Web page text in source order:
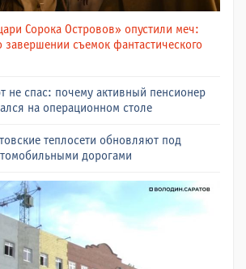
Сорока Островов» опустили меч:
завершении съемок фантастического
не спас: почему активный пенсионер
на операционном столе
теплосети обновляют под
дорогами